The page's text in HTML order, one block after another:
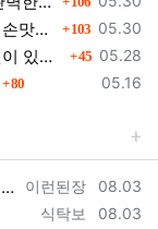
등록일
05.30
다낭 맥심스파 시그니처 스웨디시 정통으로 손맛을 느껴보세요. 103
등록일
05.28
다낭 미케비치 주변 밤문화의 클럽에는 무엇이 있을까? 댓글
45
등록일
05.16
80
등록자
이런된장 등록일
08.03
가라 한번 갈꺼 여기3번가고 가라 따로감 ㅋㅋ
등록자
식탁보 등록일
08.03